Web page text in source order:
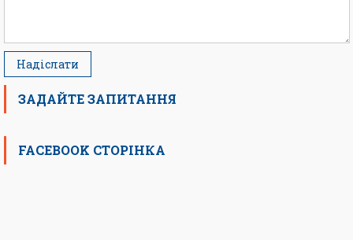
ЗАДАЙТЕ ЗАПИТАННЯ
FACEBOOK СТОРІНКА